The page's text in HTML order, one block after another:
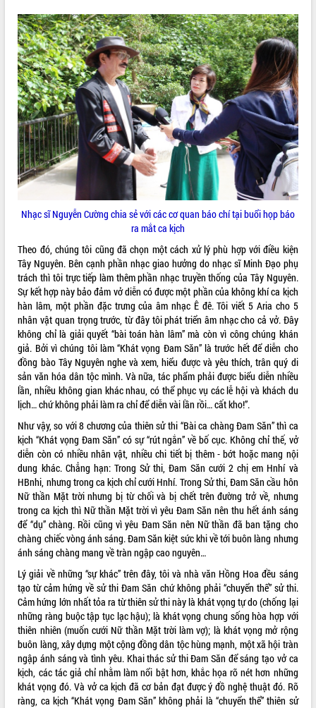
trường Nguyễn Hoàng Hiệp khảo sát
vùng trồng và doanh nghiệp đóng gói
sầu riêng tại Đắk Lắk
Trình diễn nghệ thuật chế biến các
món ăn từ sầu riêng
Đắk Lắk công bố Quy hoạch và xúc
tiến đầu tư tỉnh
Ngành cá ngừ Đắk Lắk chủ động thích
ứng để giữ vững thị trường xuất khẩu
Diễn đàn Kinh tế tư nhân Việt Nam đột
phá cơ chế - Hợp tác công tư
Đề án 06 tạo bước ngoặt đột phá trong
cải cách hành chính tỉnh Đắk Lắk
Kết nối tour, đẩy mạnh chuyển đổi số
Khởi động Dự án Đầu tư xây dựng hạ
tầng kỹ thuật Cụm công nghiệp Tân
Tiến
Gặp mặt các cơ quan báo chí nhân Kỷ
niệm 101 năm Ngày Báo chí Cách
mạng Việt Nam
Đắk Lắk sơ kết 4 năm triển khai thực
hiện Đề án 06 của Chính phủ
Họp báo thông tin về Hội nghị Công bố
Quy hoạch và Xúc tiến đầu tư tỉnh Đắk
Lắk
Khơi thông điểm nghẽn, đẩy nhanh
giải ngân vốn khắc phục thiên tai
HĐND tỉnh thông qua điều chỉnh Quy
hoạch tỉnh thời kỳ 2021-2030
Hội thảo góp ý hồ sơ điều chỉnh quy
hoạch tỉnh Đắk Lắk thời kỳ 2021-2030,
tầm nhìn đến năm 2050
Nâng cao hiệu quả hoạt động của các
doanh nghiệp nhà nước
Hội nghị triển khai kết nối mạng
truyền số liệu chuyên dùng phục vụ cơ
quan Đảng, Nhà nước
Lễ phát động chuỗi hoạt động chung
tay làm sạch môi trường
Xã Ea Kar bước chuyển mình trong
công tác cải cách hành chính mô hình
mới
UBND tỉnh họp báo định kỳ tháng 4
năm 2026
Nhạc sĩ Nguyễn Cường chia sẻ với các cơ quan báo chí tại buổi họp báo
ra mắt ca kịch
Theo đó, chúng tôi cũng đã chọn một cách xử lý phù hợp với điều kiện
Tây Nguyên. Bên cạnh phần nhạc giao hưởng do nhạc sĩ Minh Đạo phụ
trách thì tôi trực tiếp làm thêm phần nhạc truyền thống của Tây Nguyên.
Sự kết hợp này bảo đảm vở diễn có được một phần của không khí ca kịch
hàn lâm, một phần đặc trưng của âm nhạc Ê đê. Tôi viết 5 Aria cho 5
nhân vật quan trọng trước, từ đây tôi phát triển âm nhạc cho cả vở. Đây
không chỉ là giải quyết “bài toán hàn lâm” mà còn vì công chúng khán
giả. Bởi vì chúng tôi làm “Khát vọng Đam Săn” là trước hết để diễn cho
đồng bào Tây Nguyên nghe và xem, hiểu được và yêu thích, trân quý di
sản văn hóa dân tộc mình. Và nữa, tác phẩm phải được biểu diễn nhiều
lần, nhiều không gian khác nhau, có thể phục vụ các lễ hội và khách du
lịch… chứ không phải làm ra chỉ để diễn vài lần rồi… cất kho!”.
Như vậy, so với 8 chương của thiên sử thi “Bài ca chàng Đam Săn” thì ca
kịch “Khát vọng Đam Săn” có sự “rút ngắn” về bố cục. Không chỉ thế, vở
diễn còn có nhiều nhân vật, nhiều chi tiết bị thêm - bớt hoặc mang nội
dung khác. Chẳng hạn: Trong Sử thi, Đam Săn cưới 2 chị em Hnhí và
HBnhi, nhưng trong ca kịch chỉ cưới Hnhí. Trong Sử thi, Đam Săn cầu hôn
Nữ thần Mặt trời nhưng bị từ chối và bị chết trên đường trở về, nhưng
trong ca kịch thì Nữ thần Mặt trời vì yêu Đam Săn nên thu hết ánh sáng
để “dụ” chàng. Rồi cũng vì yêu Đam Săn nên Nữ thần đã ban tặng cho
chàng chiếc vòng ánh sáng. Đam Săn kiệt sức khi về tới buôn làng nhưng
ánh sáng chàng mang về tràn ngập cao nguyên…
Lý giải về những “sự khác” trên đây, tôi và nhà văn Hồng Hoa đều sáng
tạo từ cảm hứng về sử thi Đam Săn chứ không phải “chuyển thể” sử thi.
Cảm hứng lớn nhất tỏa ra từ thiên sử thi này là khát vọng tự do (chống lại
những ràng buộc tập tục lạc hậu); là khát vọng chung sống hòa hợp với
thiên nhiên (muốn cưới Nữ thần Mặt trời làm vợ); là khát vọng mở rộng
buôn làng, xây dựng một cộng đồng dân tộc hùng mạnh, một xã hội tràn
ngập ánh sáng và tình yêu. Khai thác sử thi Đam Săn để sáng tạo vở ca
kịch, các tác giả chỉ nhằm làm nổi bật hơn, khắc họa rõ nét hơn những
khát vọng đó. Và vở ca kịch đã cơ bản đạt được ý đồ nghệ thuật đó. Rõ
ràng, ca kịch “Khát vọng Đam Săn” không phải là “chuyển thể” thiên sử